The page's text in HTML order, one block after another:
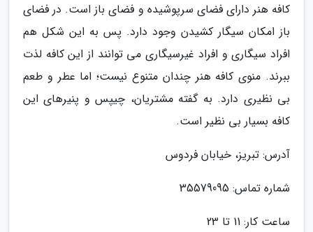
کافه هنر دارای فضای سرپوشیده و فضای باز است. در فضای
باز امکان سیگار کشیدن وجود دارد. پس به این شکل هم
افراد سیگاری و افراد غیرسیگاری می توانند از این کافه لذت
ببرند. منوی کافه هنر چندان متنوع نیست؛ اما عطر و طعم
بی نظیری دارد. به گفته مشتریان، چیپس و پنیرهای این
کافه بسیار بی نظیر است.
آدرس: تبریز، خیابان فردوس
شماره تماس: 35579095
ساعت کار: 11 تا 23